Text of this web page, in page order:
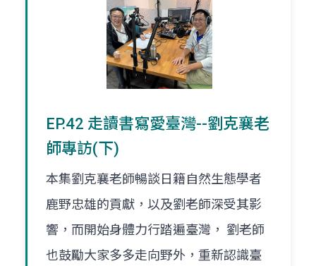
EP.42 走讀書寫愛臺灣--劉克襄老
師專訪(下)
本集劉克襄老師暢談日籍自然生態學者
鹿野忠雄的貢獻，以及劉老師深受其影
響，而開始身體力行踏遍臺灣， 劉老師
也鼓勵大家多多走向野外，重新認識臺